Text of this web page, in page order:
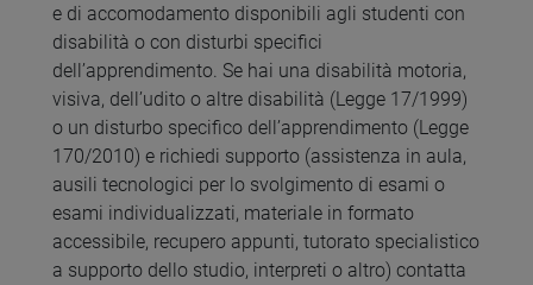
e di accomodamento disponibili agli studenti con
disabilità o con disturbi specifici
dell’apprendimento. Se hai una disabilità motoria,
visiva, dell’udito o altre disabilità (Legge 17/1999)
o un disturbo specifico dell’apprendimento (Legge
170/2010) e richiedi supporto (assistenza in aula,
ausili tecnologici per lo svolgimento di esami o
esami individualizzati, materiale in formato
accessibile, recupero appunti, tutorato specialistico
a supporto dello studio, interpreti o altro) contatta